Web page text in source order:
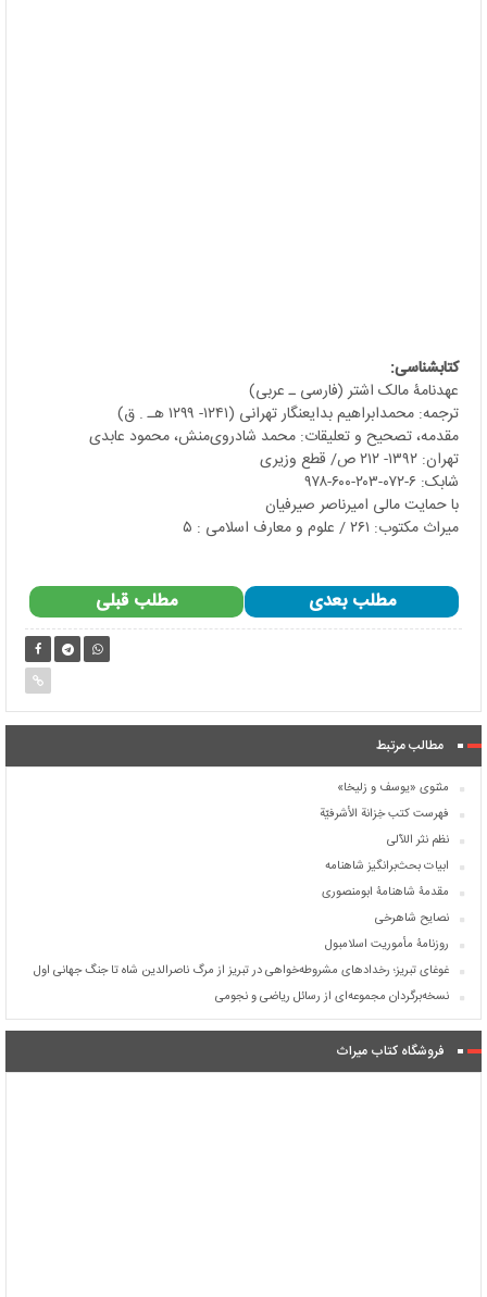
کتابشناسی:
عهدنامۀ مالک اشتر (فارسی ـ عربی)
ترجمه: محمدابراهیم بدایع­نگار تهرانی (۱۲۴۱- ۱۲۹۹ هـ . ق)
مقدمه، تصحیح و تعلیقات: محمد شادروی‌منش، محمود عابدی
تهران: ۱۳۹۲- ۲۱۲ ص/ قطع وزیری
شابک: ۶-۰۷۲-۲۰۳-۶۰۰-۹۷۸
با حمایت مالی امیرناصر صیرفیان
میراث مکتوب: ۲۶۱ / علوم و معارف اسلامی : ۵
مطلب قبلی مطلب بعدی
مطالب مرتبط
مثنوی «یوسف و زلیخا»
فهرست کتب خِزانة الأشرفیّة
نظم نثر اللآلی
ابیات بحث‌برانگیز شاهنامه
مقدمۀ شاهنامۀ ابومنصوری
نصایح شاهرخی
روزنامۀ مأموریت اسلامبول
غوغای تبریز؛ رخدادهای مشروطه‌خواهی در تبریز از مرگ ناصرالدین شاه تا جنگ جهانی اول
نسخه‌برگردان مجموعه‌ای از رسائل ریاضی و نجومی
فروشگاه کتاب میراث